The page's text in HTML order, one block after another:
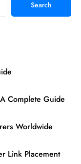
Search
Complete Guide
Worldwide
Link Placement